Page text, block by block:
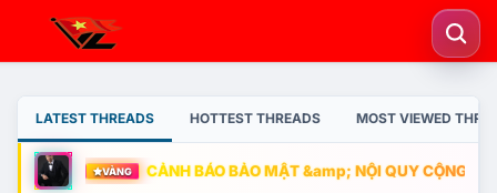
LATEST THREADS HOTTEST THREADS MOST VIEWED
VÀNG CẢNH BÁO BẢO MẬT &amp; NỘI QUY CỘNG